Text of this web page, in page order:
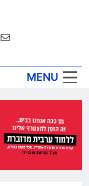
MENU